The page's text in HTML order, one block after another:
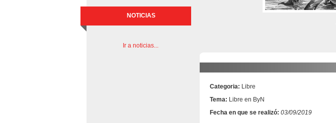
NOTICIAS
Ir a noticias...
Categoria: Libre
Tema: Libre en ByN
Fecha en que se realizó: 03/09/2019